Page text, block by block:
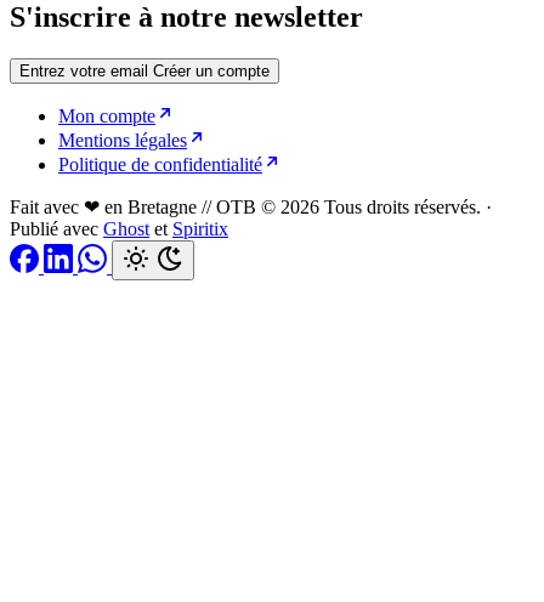
S'inscrire à notre newsletter
Entrez votre email Créer un compte
Mon compte
Mentions légales
Politique de confidentialité
Fait avec ❤ en Bretagne // OTB © 2026 Tous droits réservés. ·
Publié avec Ghost et Spiritix